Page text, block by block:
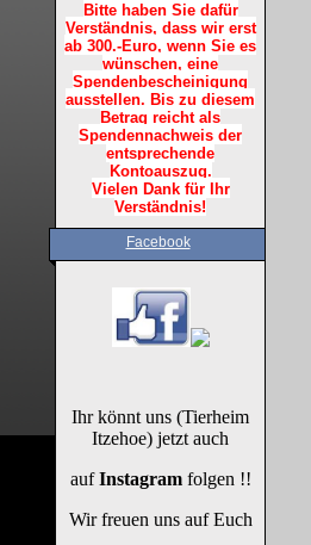
Bitte haben Sie dafür
Verständnis, dass wir erst
ab 300.-Euro, wenn Sie es
wünschen, eine
Spendenbescheinigung
ausstellen. Bis zu diesem
Betrag reicht als
Spendennachweis der
entsprechende
Kontoauszug.
Vielen Dank für Ihr
Verständnis!
Facebook
Ihr könnt uns (Tierheim
Itzehoe) jetzt auch
aufInstagramfolgen !!
Wir freuen uns auf Euch